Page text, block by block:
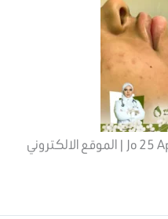
Jo 25 Apr 05 Frame Artical 01 Copy 1 1 | الموقع الالكتروني